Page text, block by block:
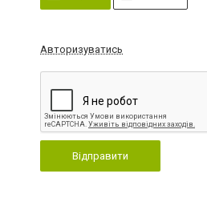
Авторизуватись
Відправити